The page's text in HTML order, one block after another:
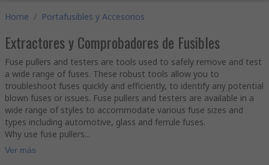
Home / Portafusibles y Accesorios
Extractores y Comprobadores de Fusibles
Fuse pullers and testers are tools used to safely remove and test
a wide range of fuses. These robust tools allow you to
troubleshoot fuses quickly and efficiently, to identify any potential
blown fuses or issues. Fuse pullers and testers are available in a
wide range of styles to accommodate various fuse sizes and
types including automotive, glass and ferrule fuses.
Why use fuse pullers...
Ver más